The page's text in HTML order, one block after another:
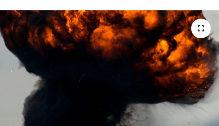
TV VE SİNEMA
SAĞLIK
GENEL